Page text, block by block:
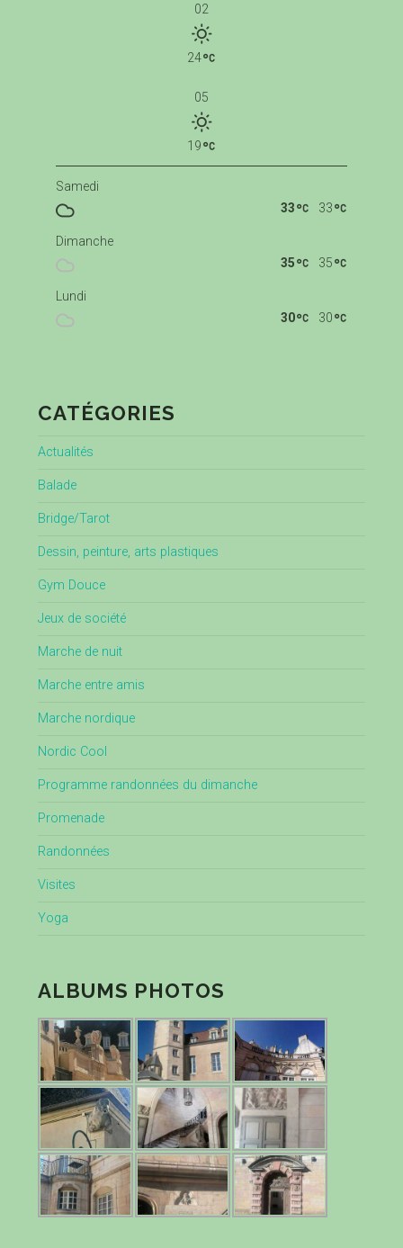
02
24
05
19
Samedi
33
33
Dimanche
35
35
Lundi
30
30
CATÉGORIES
Actualités
Balade
Bridge/Tarot
Dessin, peinture, arts plastiques
Gym Douce
Jeux de société
Marche de nuit
Marche entre amis
Marche nordique
Nordic Cool
Programme randonnées du dimanche
Promenade
Randonnées
Visites
Yoga
ALBUMS PHOTOS